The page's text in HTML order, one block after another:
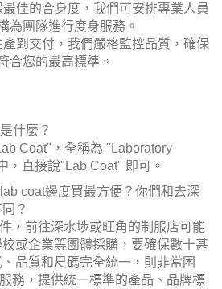
最佳的合身度，我們可安排專業人員
為團隊進行度身服務。
到交付，我們嚴格監控品質，確保
合您的最高標準。
什麼？
Coat"，全稱為 "Laboratory
，直接說"Lab Coat" 即可。
coat邊度買最方便？你們和去深
？
，前往深水埗或旺角的制服店可能
或企業等團體採購，要確保數十甚
品質和尺碼完全統一，則非常困
務，提供統一標準的產品、品牌標